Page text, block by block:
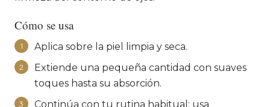
Cómo se usa
1 Aplica sobre la piel limpia y seca.
2
Extiende una pequeña cantidad con suaves
toques hasta su absorción.
3 Continúa con tu rutina habitual; usa